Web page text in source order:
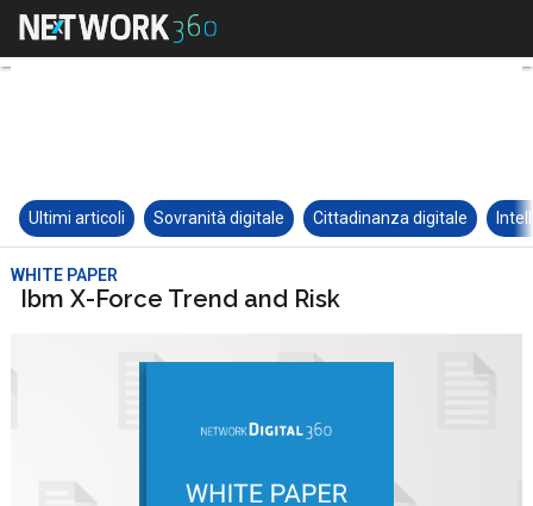
Ultimi articoli Sovranità digitale Cittadinanza digitale
WHITE PAPER
Ibm X-Force Trend and Risk